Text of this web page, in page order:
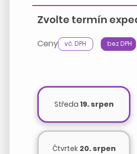
Zvolte termín
Ceny vč. DPH bez DPH
Středa 19. srpen
Čtvrtek 20. srpen